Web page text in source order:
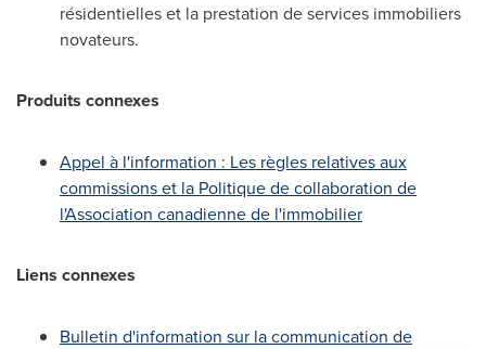
résidentielles et la prestation de services immobiliers
novateurs.
Produits connexes
Appel à l'information : Les règles relatives aux
commissions et la Politique de collaboration de
l'Association canadienne de l'immobilier
Liens connexes
Bulletin d'information sur la communication de